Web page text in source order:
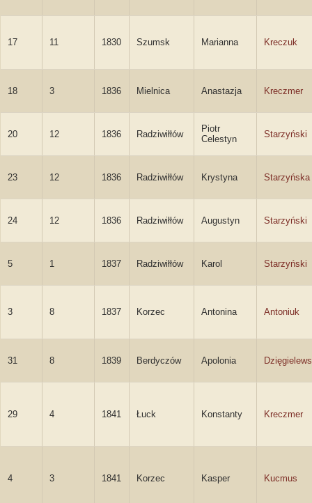
17 11 1830 Szumsk Marianna Kreczuk
18 3 1836 Mielnica Anastazja Kreczmer
20 12 1836 Radziwiłłów
Piotr
Celestyn
Starzyński
23 12 1836 Radziwiłłów Krystyna Starzyńska
24 12 1836 Radziwiłłów Augustyn Starzyński
5 1 1837 Radziwiłłów Karol Starzyński
3 8 1837 Korzec Antonina Antoniuk
31 8 1839 Berdyczów Apolonia
29 4 1841 Łuck Konstanty Kreczmer
4 3 1841 Korzec Kasper Kucmus